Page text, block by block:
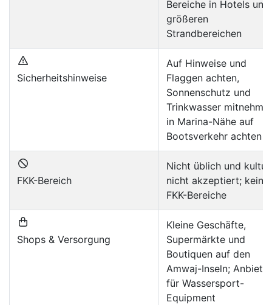
Bereiche in Hotels und
größeren
Strandbereichen
Sicherheitshinweise
Auf Hinweise und
Flaggen achten,
Sonnenschutz und
Trinkwasser
in Marina-Nähe auf
Bootsverkehr achten
FKK-Bereich
Nicht üblich und
nicht akzeptiert; keine
FKK-Bereiche
Shops & Versorgung
Kleine Geschäfte,
Supermärkte und
Boutiquen auf den
Amwaj-Inseln; Anbieter
für Wassersport-
Equipment